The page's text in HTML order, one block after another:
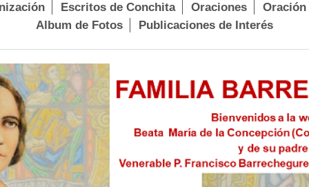
Escritos de Conchita Oraciones
Album de Fotos
Publicaciones de Interés